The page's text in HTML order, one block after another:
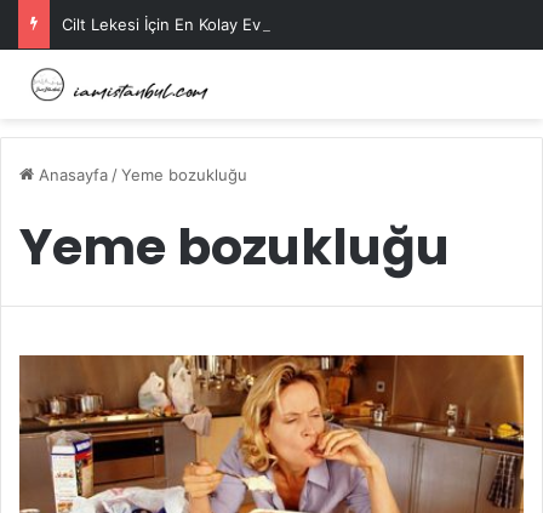
Cilt Lekesi İçin En Kolay Ev Maskeleri Nelerdir?
Anasayfa /Yeme bozukluğu
Yeme bozukluğu